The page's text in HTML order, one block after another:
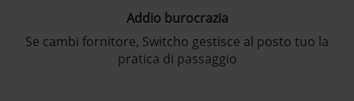
Addio burocrazia
Se cambi fornitore, Switcho gestisce al posto tuo la
pratica di passaggio